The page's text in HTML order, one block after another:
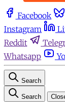
Facebook
Instagram
Reddit
Whatsapp
Search
Search